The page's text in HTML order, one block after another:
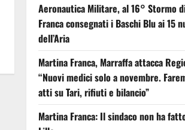
Aeronautica Militare, al 16° Stormo
Franca consegnati i Baschi Blu ai 15
dell’Aria
Martina Franca, Marraffa attacca
“Nuovi medici solo a novembre.
atti su Tari, rifiuti e bilancio”
Martina Franca: Il sindaco non ha